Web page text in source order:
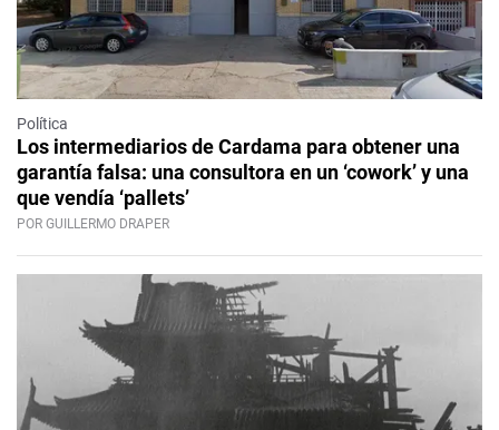
Política
Los intermediarios de Cardama para obtener una
garantía falsa: una consultora en un ‘cowork’ y una
que vendía ‘pallets’
POR GUILLERMO DRAPER